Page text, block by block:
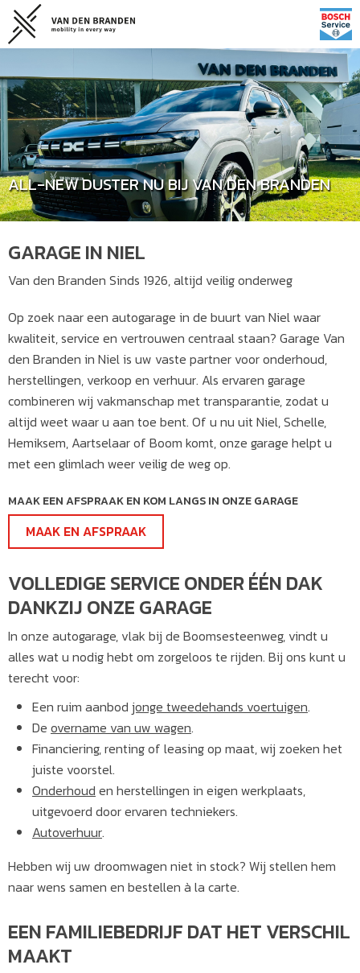
ALL-NEW DUSTER NU BIJ VAN DEN BRANDEN
GARAGE IN NIEL
Van den Branden Sinds 1926, altijd veilig onderweg
Op zoek naar een autogarage in de buurt van Niel waar
kwaliteit, service en vertrouwen centraal staan? Garage Van
den Branden in Niel is uw vaste partner voor onderhoud,
herstellingen, verkoop en verhuur. Als ervaren garage
combineren wij vakmanschap met transparantie, zodat u
altijd weet waar u aan toe bent. Of u nu uit Niel, Schelle,
Hemiksem, Aartselaar of Boom komt, onze garage helpt u
met een glimlach weer veilig de weg op.
MAAK EEN AFSPRAAK EN KOM LANGS IN ONZE GARAGE
MAAK EN AFSPRAAK
VOLLEDIGE SERVICE ONDER ÉÉN DAK
DANKZIJ ONZE GARAGE
In onze autogarage, vlak bij de Boomsesteenweg, vindt u
alles wat u nodig hebt om zorgeloos te rijden. Bij ons kunt u
terecht voor:
Een ruim aanbod jonge tweedehands voertuigen.
De overname van uw wagen.
Financiering, renting of leasing op maat, wij zoeken het
juiste voorstel.
Onderhoud en herstellingen in eigen werkplaats,
uitgevoerd door ervaren techniekers.
Autoverhuur.
Hebben wij uw droomwagen niet in stock? Wij stellen hem
naar wens samen en bestellen à la carte.
EEN FAMILIEBEDRIJF DAT HET VERSCHIL
MAAKT